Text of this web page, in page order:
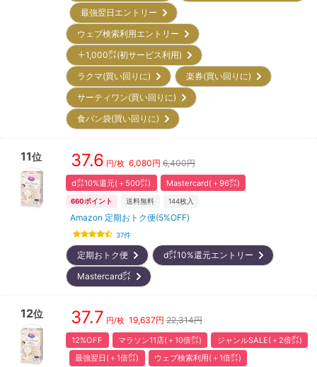
最強翌日エントリー
ウェブ検索利用エントリー
＋1,000㌽(初サービス利用)
ラクマ(買い回りに)
楽券(買い回りに)
サーティワン(買い回りに)
食パン袋(買い回りに)
11位 37.6 円/枚 6,080円 6,400円
d㌽10%還元(＋500㌽) Mastercard(＋96㌽)
660ポイント 送料無料 144枚入
Amazon 定期おトク便(5%OFF)
37件
定期おトク便
d㌽10%還元エントリー
Mastercard㌽
12位 37.7 円/枚 19,637円 22,314円
12%OFF マラソン11店(＋10倍㌽)
ジャンルSALE(＋2倍㌽)
最強翌日(＋1倍㌽)
ウェブ検索利用(＋1倍㌽)